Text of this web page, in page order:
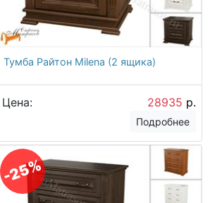
Тумба Райтон Milena (2 ящика)
Цена: 28935 р.
Подробнее
-25%